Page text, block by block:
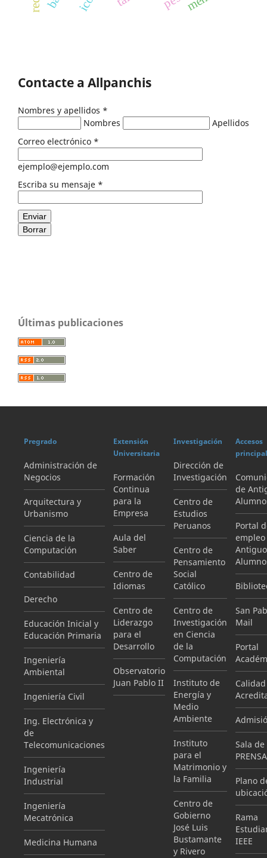
Contacte a Allpanchis
Nombres y apellidos *
Nombres
Apellidos
Correo electrónico *
ejemplo@ejemplo.com
Escriba su mensaje *
Enviar
Borrar
Últimas publicaciones
Pregrado
Administración de
Negocios
Arquitectura y
Urbanismo
Ciencia de la
Computación
Contabilidad
Derecho
Educación Inicial y
Educación Primaria
Ingeniería
Ambiental
Ingeniería Civil
Ing. Electrónica y
de
Telecomunicaciones
Ingeniería
Industrial
Ingeniería
Mecatrónica
Medicina Humana
Extensión
Universitaria
Formación
Continua
para la
Empresa
Aula del
Saber
Centro de
Idiomas
Centro de
Liderazgo
para el
Desarrollo
Observatorio
Juan Pablo II
Investigación
Dirección de
Investigación
Centro de
Estudios
Peruanos
Centro de
Pensamiento
Social
Católico
Centro de
Investigación
en Ciencia
de la
Computación
Instituto de
Energía y
Medio
Ambiente
Instituto
para el
Matrimonio y
la Familia
Centro de
Gobierno
José Luis
Bustamante
y Rivero
Accesos
de
Portal
empleo
San
Mail
Portal
Sala de
PRENSA
Plano
Rama
IEEE